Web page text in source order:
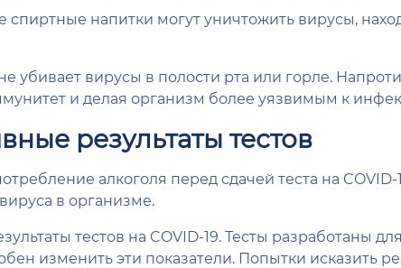
спиртные напитки могут уничтожить вирусы,
убивает вирусы в полости рта или горле.
и делая организм более уязвимым к
результаты тестов
алкоголя перед сдачей теста на
в организме.
тестов на COVID-19. Тесты разработаны
изменить эти показатели. Попытки исказить